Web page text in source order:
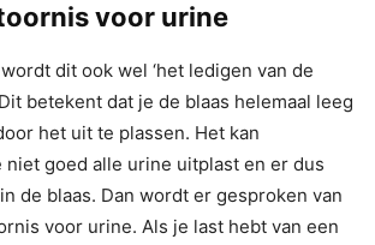
voor urine
dit ook wel ‘het ledigen van de
betekent dat je de blaas helemaal leeg
het uit te plassen. Het kan
niet goed alle urine uitplast en er dus
de blaas. Dan wordt er gesproken van
voor urine. Als je last hebt van een